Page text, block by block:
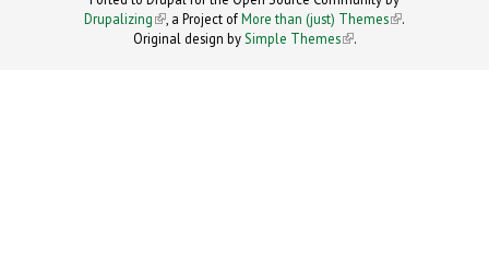
Drupalizing(link is external)
, a Project ofMore than (just) Themes (link is
.
Original design by Simple Themes
(link is
.